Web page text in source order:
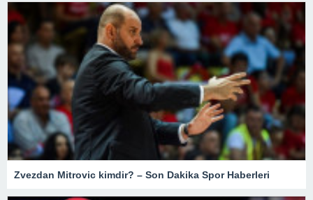
Zvezdan Mitrovic kimdir? – Son Dakika Spor Haberleri